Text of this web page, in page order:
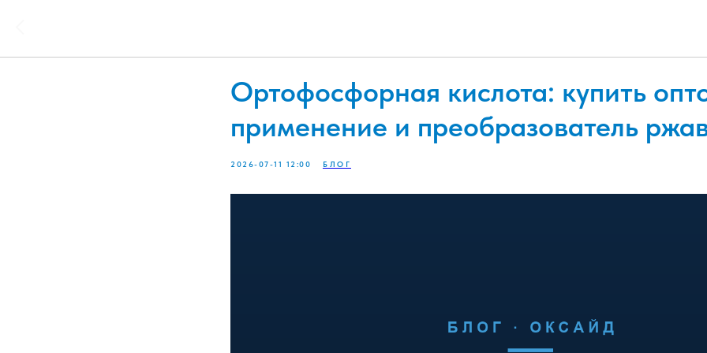
Ортофосфорная кислота: купить
применение и преобразователь
2026-07-11 12:00 БЛОГ